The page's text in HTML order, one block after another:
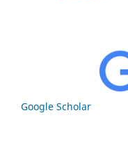
Google Scholar